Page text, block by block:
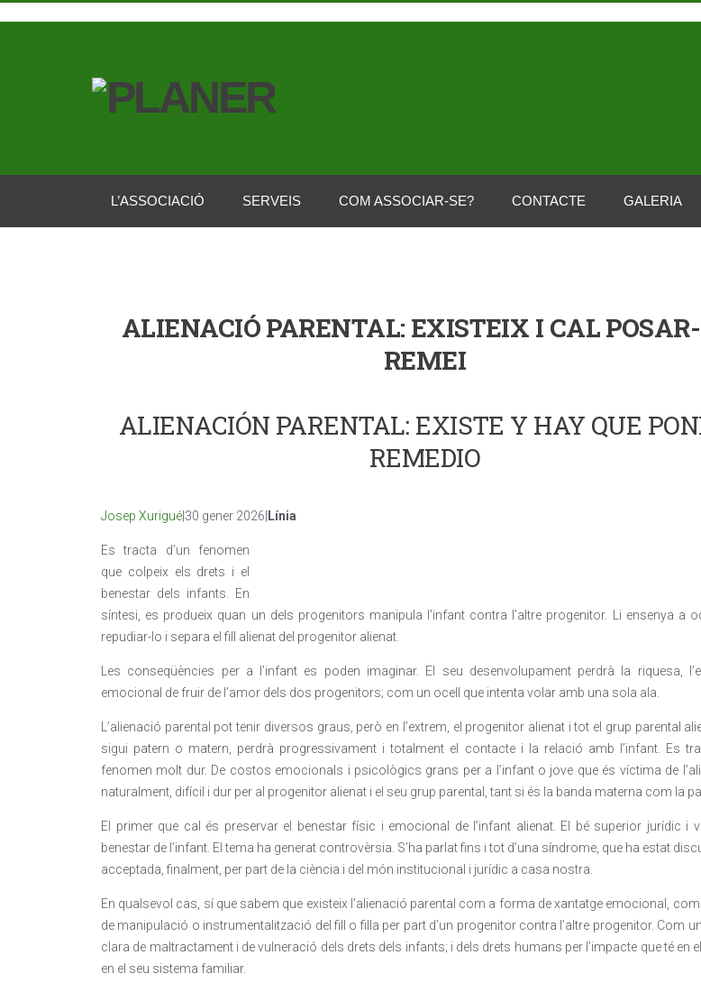
L’ASSOCIACIÓ SERVEIS COM ASSOCIAR-SE? CONTACTE GALERIA
ALIENACIÓ PARENTAL: EXISTEIX I CAL
REMEI
ALIENACIÓN PARENTAL: EXISTE Y HAY QUE
REMEDIO
Josep Xurigué |30 gener 2026| Línia
Es tracta d’un fenomen
que colpeix els drets i el
benestar dels infants. En
síntesi, es produeix quan un dels progenitors manipula l’infant contra l’altre progenitor. Li ensenya a
repudiar-lo i separa el fill alienat del progenitor alienat.
Les conseqüències per a l’infant es poden imaginar. El seu desenvolupament perdrà la riquesa,
emocional de fruir de l’amor dels dos progenitors; com un ocell que intenta volar amb una sola ala.
L’alienació parental pot tenir diversos graus, però en l’extrem, el progenitor alienat i tot el grup parental
sigui patern o matern, perdrà progressivament i totalment el contacte i la relació amb l’infant. Es
fenomen molt dur. De costos emocionals i psicològics grans per a l’infant o jove que és víctima de
naturalment, difícil i dur per al progenitor alienat i el seu grup parental, tant si és la banda materna com la
El primer que cal és preservar el benestar físic i emocional de l’infant alienat. El bé superior jurídic i
benestar de l’infant. El tema ha generat controvèrsia. S’ha parlat fins i tot d’una síndrome, que ha estat
acceptada, finalment, per part de la ciència i del món institucional i jurídic a casa nostra.
En qualsevol cas, sí que sabem que existeix l’alienació parental com a forma de xantatge emocional,
de manipulació o instrumentalització del fill o filla per part d’un progenitor contra l’altre progenitor. Com
clara de maltractament i de vulneració dels drets dels infants; i dels drets humans per l’impacte que té en
en el seu sistema familiar.